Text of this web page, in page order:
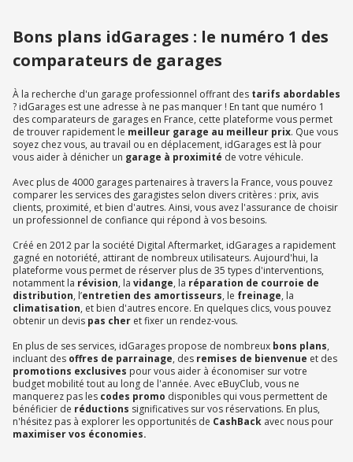
Bons plans idGarages : le numéro 1 des
comparateurs de garages
À la recherche d'un garage professionnel offrant des tarifs abordables
? idGarages est une adresse à ne pas manquer ! En tant que numéro 1
des comparateurs de garages en France, cette plateforme vous permet
de trouver rapidement le meilleur garage au meilleur prix. Que vous
soyez chez vous, au travail ou en déplacement, idGarages est là pour
vous aider à dénicher un garage à proximité de votre véhicule.
Avec plus de 4000 garages partenaires à travers la France, vous pouvez
comparer les services des garagistes selon divers critères : prix, avis
clients, proximité, et bien d'autres. Ainsi, vous avez l'assurance de choisir
un professionnel de confiance qui répond à vos besoins.
Créé en 2012 par la société Digital Aftermarket, idGarages a rapidement
gagné en notoriété, attirant de nombreux utilisateurs. Aujourd'hui, la
plateforme vous permet de réserver plus de 35 types d'interventions,
notamment la révision, la vidange, la réparation de courroie de
distribution, l’entretien des amortisseurs, le freinage, la
climatisation, et bien d'autres encore. En quelques clics, vous pouvez
obtenir un devis pas cher et fixer un rendez-vous.
En plus de ses services, idGarages propose de nombreux bons plans,
incluant des offres de parrainage, des remises de bienvenue et des
promotions exclusives pour vous aider à économiser sur votre
budget mobilité tout au long de l'année. Avec eBuyClub, vous ne
manquerez pas les codes promo disponibles qui vous permettent de
bénéficier de réductions significatives sur vos réservations. En plus,
n'hésitez pas à explorer les opportunités de CashBack avec nous pour
maximiser vos économies.